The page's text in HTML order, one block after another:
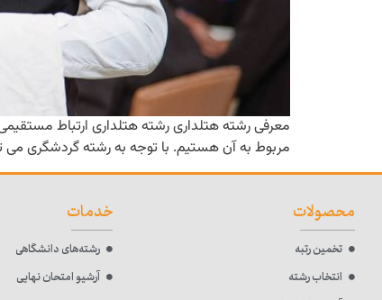
معرفی رشته هتلداری رشته هتلداری ارتباط
مربوط به آن هستیم. با توجه به رشته گردشگری می
محصولات
تخمین رتبه
انتخاب رشته
خدمات
رشته‌های دانشگاهی
آرشیو امتحان نهایی